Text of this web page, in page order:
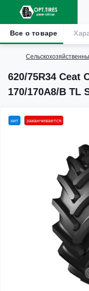
620/75R34 Ceat
170/170A8/B TL
Все о товаре
хит заканчивается